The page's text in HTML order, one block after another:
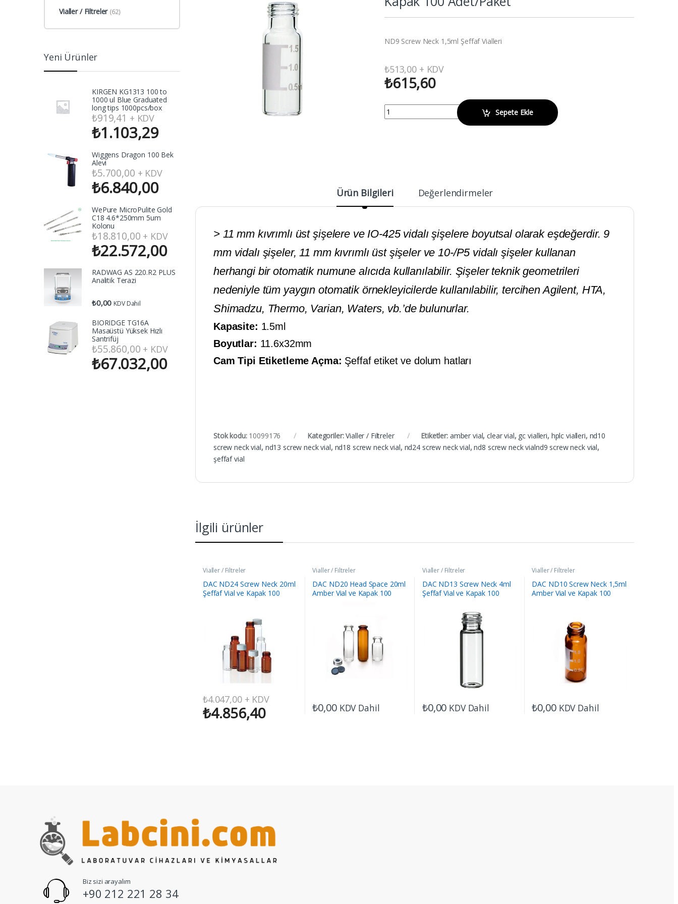
ND9 Screw Neck 1,5ml Şeffaf Vialleri
₺513,00 + KDV
₺615,60
DAC ND9 Screw Neck 1,5ml Şeffaf Vial ve Kapak 100 Adet/Paket quantity
Sepete Ekle
Ürün Bilgileri Değerlendirmeler
> 11 mm kıvrımlı üst şişelere ve IO-425 vidalı şişelere boyutsal olarak eşdeğerdir. 9
mm vidalı şişeler, 11 mm kıvrımlı üst şişeler ve 10-/P5 vidalı şişeler kullanan
herhangi bir otomatik numune alıcıda kullanılabilir. Şişeler teknik geometrileri
nedeniyle tüm yaygın otomatik örnekleyicilerde kullanılabilir, tercihen Agilent, HTA,
Shimadzu, Thermo, Varian, Waters, vb.’de bulunurlar.
Kapasite: 1.5ml
Boyutlar: 11.6x32mm
Cam Tipi Etiketleme Açma: Şeffaf etiket ve dolum hatları
Stok kodu: 10099176 Kategoriler:Vialler / Filtreler Etiketler: amber vial,clear vial, gc vialleri, hplc vialleri, nd10
screw neck vial, nd13 screw neck vial, nd18 screw neck vial, nd24 screw neck vial,nd8 screw neck vialnd9 screw neck vial,
şeffaf vial
İlgili ürünler
Vialler / Filtreler
DAC ND24 Screw Neck 20ml
Şeffaf Vial ve Kapak 100
₺4.047,00+ KDV
₺4.856,40
Vialler / Filtreler
DAC ND20 Head Space 20ml
Amber Vial ve Kapak 100
₺0,00 KDV Dahil
Vialler / Filtreler
DAC ND13 Screw Neck 4ml
Şeffaf Vial ve Kapak 100
₺0,00 KDV Dahil
Vialler / Filtreler
DAC ND10 Screw Neck 1,5ml
Amber Vial ve Kapak 100
₺0,00 KDV Dahil
Vialler / Filtreler (62)
Yeni Ürünler
KIRGEN KG1313 100 to
1000 ul Blue Graduated
long tips 1000pcs/box
₺919,41 + KDV
₺1.103,29
Wiggens Dragon 100 Bek
Alevi
₺5.700,00 + KDV
₺6.840,00
WePure MicroPulite Gold
C18 4.6*250mm 5um
Kolonu
₺18.810,00 + KDV
₺22.572,00
RADWAG AS 220.R2 PLUS
Analitik Terazi
₺0,00 KDV Dahil
BIORIDGE TG16A
Masaüstü Yüksek Hızlı
Santrifüj
₺55.860,00 + KDV
₺67.032,00
Biz sizi arayalım
+90 212 221 28 34